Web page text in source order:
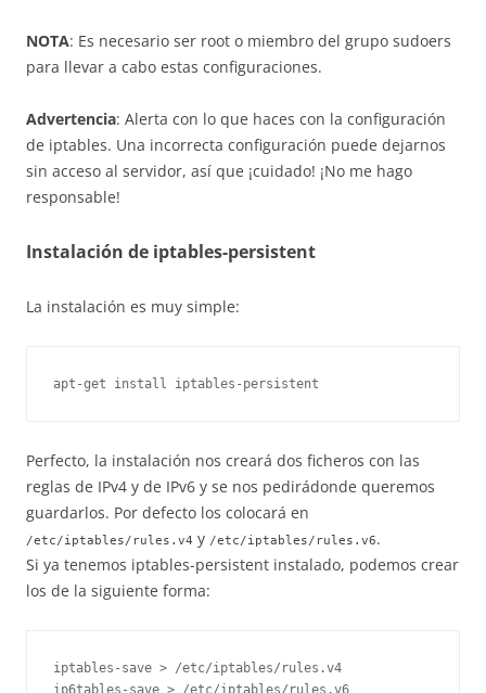
NOTA: Es necesario ser root o miembro del grupo sudoers
para llevar a cabo estas configuraciones.
Advertencia: Alerta con lo que haces con la configuración
de iptables. Una incorrecta configuración puede dejarnos
sin acceso al servidor, así que ¡cuidado! ¡No me hago
responsable!
Instalación de iptables-persistent
La instalación es muy simple:
apt-get install iptables-persistent
Perfecto, la instalación nos creará dos ficheros con las
reglas de IPv4 y de IPv6 y se nos pedirádonde queremos
guardarlos. Por defecto los colocará en
/etc/iptables/rules.v4 y /etc/iptables/rules.v6.
Si ya tenemos iptables-persistent instalado, podemos crear
los de la siguiente forma:
iptables-save > /etc/iptables/rules.v4